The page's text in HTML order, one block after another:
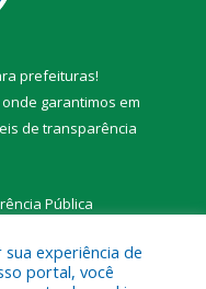
prefeituras!
garantimos em
de transparência
Pública
experiência de
portal, você